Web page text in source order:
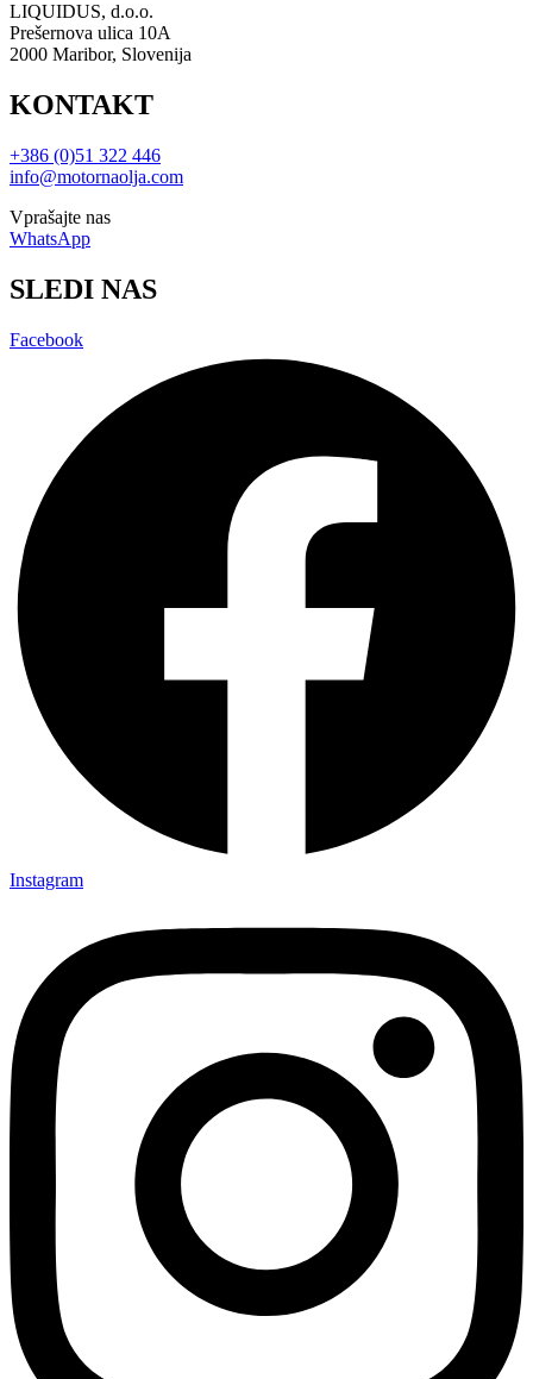
LIQUIDUS, d.o.o.
Prešernova ulica 10A
2000 Maribor, Slovenija
KONTAKT
+386 (0)51 322 446
info@motornaolja.com
Vprašajte nas
WhatsApp
SLEDI NAS
Facebook
Instagram